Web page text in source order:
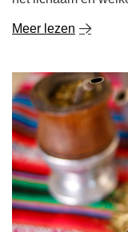
Meer lezen